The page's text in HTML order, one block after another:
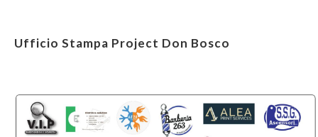
Ufficio Stampa Project Don Bosco